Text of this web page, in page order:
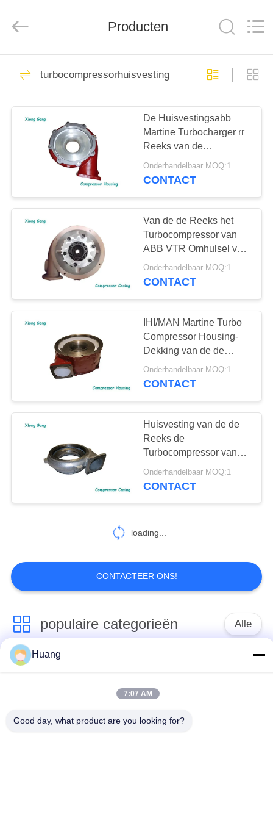
HUIS
PRODUCTEN
ONGEVEER
FABRIEKSREIS
KWALITEITSCONTROLE
CONTACTEER
ONS
NIEUWS
SITEMAP
PRIVACY
POLICY
Electrical
Marine
Turbocharger Parts
ABB-
Turbocompressor
14
IHI-
13
Mitsubishi
ONTMOETE
Turbocompressor
7
9
Producten
turbocompressorhuisvesting
De Huisvestingsabb
Martine Turbocharger rr
Reeks van de
turbocompressorcompressor
Onderhandelbaar MOQ:1
CONTACT
Van de de Reeks het
Turbocompressor van
ABB VTR Omhulsel van
de de
Huisvestingscompressor
Onderhandelbaar MOQ:1
CONTACT
IHI/MAN Martine Turbo
Compressor Housing-
Dekking van de de
Reeks de
Turbocompressor van
Onderhandelbaar MOQ:1
CONTACT
Huisvesting van de de
Reeks de
Turbocompressor van
ABB TPS voor
Schipdieselmotor
Onderhandelbaar MOQ:1
CONTACT
loading...
CONTACTEER ONS!
populaire categorieën Alle
Marine Turbocharger
IHI-
Mitsubishi
Huang
7:07 AM
Good day, what product are you looking for?